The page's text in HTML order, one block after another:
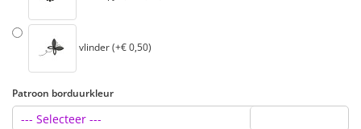
vlinder (+€ 0,50)
Patroon borduurkleur
--- Selecteer ---